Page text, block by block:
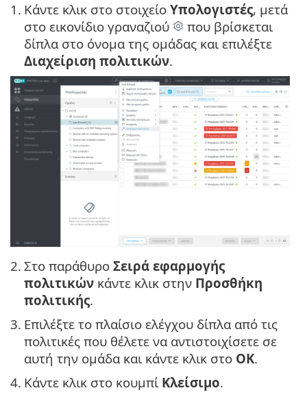
1. Κάντε κλικ στο στοιχείο Υπολογιστές, μετά
στο εικονίδιο γραναζιού
που βρίσκεται
δίπλα στο όνομα της ομάδας και επιλέξτε
Διαχείριση πολιτικών.
2. Στο παράθυρο Σειρά εφαρμογής
πολιτικών κάντε κλικ στην Προσθήκη
πολιτικής.
3. Επιλέξτε το πλαίσιο ελέγχου δίπλα από τις
πολιτικές που θέλετε να αντιστοιχίσετε σε
αυτή την ομάδα και κάντε κλικ στο OK.
4. Κάντε κλικ στο κουμπί Κλείσιμο.